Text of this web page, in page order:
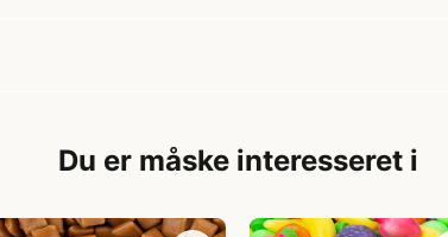
Du er måske interesseret i